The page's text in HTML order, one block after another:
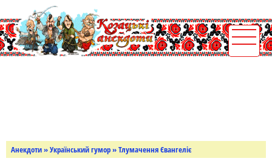
Анекдоти»Український гумор» Тлумачення Євангеліє